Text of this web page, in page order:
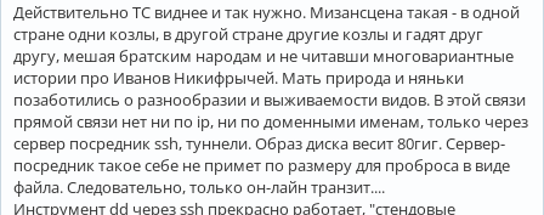
Действительно ТС виднее и так нужно. Мизансцена такая - в одной
стране одни козлы, в другой стране другие козлы и гадят друг
другу, мешая братским народам и не читавши многовариантные
истории про Иванов Никифрычей. Мать природа и няньки
позаботились о разнообразии и выживаемости видов. В этой связи
прямой связи нет ни по ip, ни по доменными именам, только через
сервер посредник ssh, туннели. Образ диска весит 80гиг. Сервер-
посредник такое себе не примет по размеру для проброса в виде
файла. Следовательно, только он-лайн транзит....
Инструмент dd через ssh прекрасно работает, "стендовые